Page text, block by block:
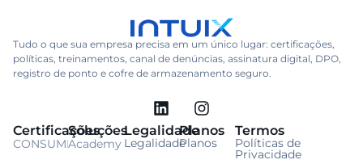
Tudo o que sua empresa precisa em um único lugar: certificações,
políticas, treinamentos, canal de denúncias, assinatura digital, DPO,
registro de ponto e cofre de armazenamento seguro.
Certificações
CONSUMIDOR
Soluções
Academy
Legalidade
Legalidade
Planos
Planos
Termos
Políticas de
Privacidade